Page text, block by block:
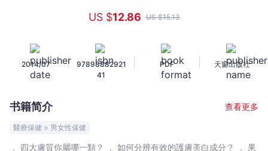
抗
衰
US $12.86 US $15.13
2014/07 |
97898882921
41
PDF 天窗出版社
书籍简介 查看更多
醫療保健 > 男女性保健
． 四大膚質你屬哪一類？ ． 如何分辨有效的護膚美白成分？ ． 果